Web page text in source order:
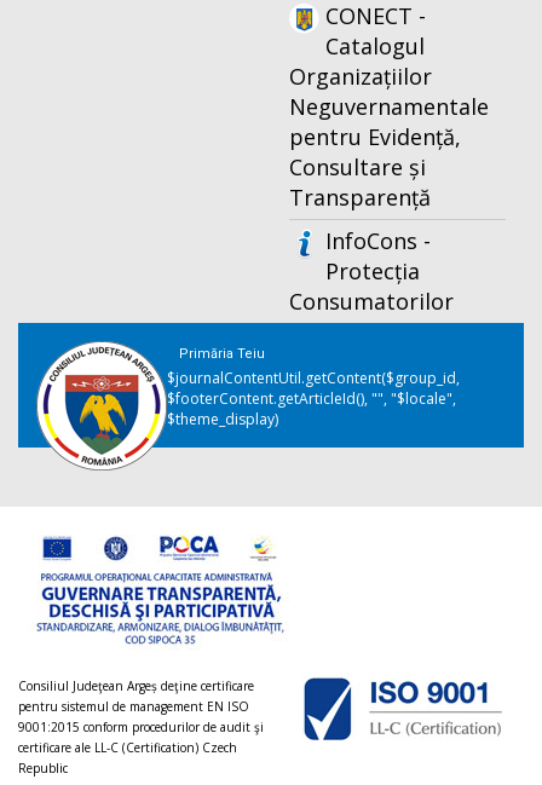
CONECT -
Catalogul
Organizațiilor
Neguvernamentale
pentru Evidență,
Consultare și
Transparență
InfoCons -
Protecția
Consumatorilor
Primăria Teiu
$journalContentUtil.getContent($group_id,
$footerContent.getArticleId(), "", "$locale",
$theme_display)
Consiliul Judeţean Argeș deţine certificare
pentru sistemul de management EN ISO
9001:2015 conform procedurilor de audit şi
certificare ale LL-C (Certification) Czech
Republic